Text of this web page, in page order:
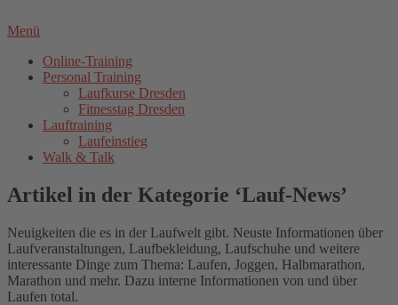
Menü
Online-Training
Personal Training
Laufkurse Dresden
Fitnesstag Dresden
Lauftraining
Laufeinstieg
Walk & Talk
Artikel in der Kategorie ‘Lauf-News’
Neuigkeiten die es in der Laufwelt gibt. Neuste Informationen über
Laufveranstaltungen, Laufbekleidung, Laufschuhe und weitere
interessante Dinge zum Thema: Laufen, Joggen, Halbmarathon,
Marathon und mehr. Dazu interne Informationen von und über
Laufen total.